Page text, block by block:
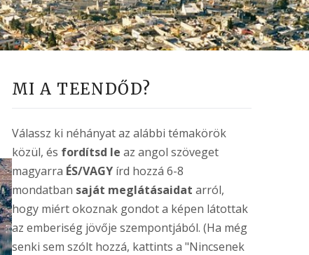
MI A TEENDŐD?
Válassz ki néhányat az alábbi témakörök
közül, és fordítsd le az angol szöveget
magyarra ÉS/VAGYírd hozzá 6-8
mondatban saját meglátásaidat arról,
hogy miért okoznak gondot a képen látottak
az emberiség jövője szempontjából. (Ha még
senki sem szólt hozzá, kattints a "Nincsenek